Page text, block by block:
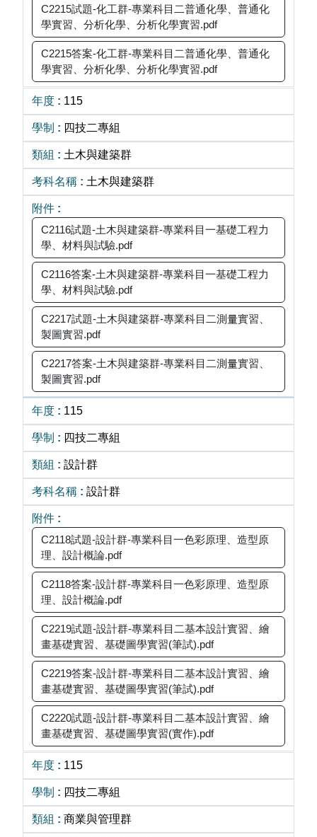
C2215試題-化工群-專業科目二普通化學、普通化
學實習、分析化學、分析化學實習.pdf
C2215答案-化工群-專業科目二普通化學、普通化
學實習、分析化學、分析化學實習.pdf
115
四技二專組
土木與建築群
土木與建築群
C2116試題-土木與建築群-專業科目一基礎工程力
學、材料與試驗.pdf
C2116答案-土木與建築群-專業科目一基礎工程力
學、材料與試驗.pdf
C2217試題-土木與建築群-專業科目二測量實習、
製圖實習.pdf
C2217答案-土木與建築群-專業科目二測量實習、
製圖實習.pdf
115
四技二專組
設計群
設計群
C2118試題-設計群-專業科目一色彩原理、造型原
理、設計概論.pdf
C2118答案-設計群-專業科目一色彩原理、造型原
理、設計概論.pdf
C2219試題-設計群-專業科目二基本設計實習、繪
畫基礎實習、基礎圖學實習(筆試).pdf
C2219答案-設計群-專業科目二基本設計實習、繪
畫基礎實習、基礎圖學實習(筆試).pdf
C2220試題-設計群-專業科目二基本設計實習、繪
畫基礎實習、基礎圖學實習(實作).pdf
115
四技二專組
商業與管理群